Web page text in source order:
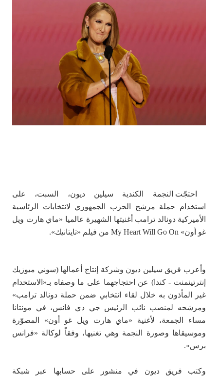
احتجّت النجمة الكندية سيلين ديون، السبت، على
استخدام حملة مرشح الحزب الجمهوري لانتخابات الرئاسية
الأميركية دونالد ترامب أغنيتها الشهيرة عالميا «ماي هارت ويل
غو أون» My Heart Will Go On من فيلم «تايتانيك».
وأعرب فريق سيلين ديون وشركة إنتاج أعمالها (سوني ميوزيك
إنترتينمنت - كندا) عن احتجاجهما على ما وصفاه بـ«الاستخدام
غير المأذون به خلال لقاء انتخابي ضمن حملة دونالد ترامب»
ومرشحه لمنصب نائب الرئيس جي دي فانس، في مونتانا
مساء الجمعة، لأغنية «ماي هارت ويل غو أون» المصوّرة
وموسيقاها وصورة النجمة وهي تغنيها، وفقاً لوكالة «فرانس
برس».
وكتب فريق ديون في منشور على حسابها عبر شبكة